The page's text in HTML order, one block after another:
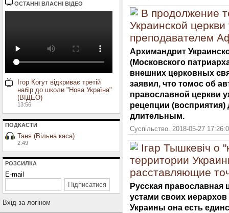
ОСТАННI ВЛАСНI ВIДЕО
Ігор Когут відкриває третій
набір до школи "Нова Україна"
(ВІДЕО)
13:56
ПОДКАСТИ
Таня (Вільна каса)
2:49
РОЗСИЛКА
E-mail
Вхiд за логiном
В продолжение
Украинской
преподавателем
Архимандрит
(Московского
внешних церковных
заявил, что томос об
православной церкви
рецепции
длительным.
Суспільство. 2018-05-27
Ігар Тышкевіч о
территории
расставляющие
Русская православная
устами своих иерархов
Украины она есть